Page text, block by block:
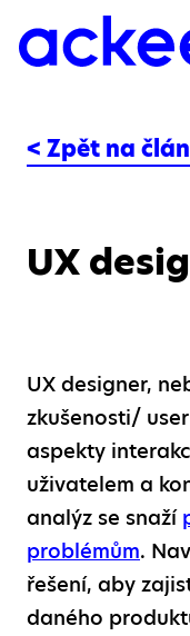
< Zpět na
UX
UX designer,
zkušenosti/
aspekty
uživatelem a
analýz se snaží
problémům.
řešení, aby
daného